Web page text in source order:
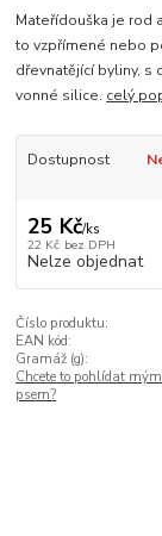
Mateřídouška je rod
to vzpřímené nebo
dřevnatějící byliny, s
vonné silice. celý
Dostupnost
25 Kč/ks
22 Kč bez DPH
Nelze objednat
Číslo produktu:
EAN kód:
Gramáž (g):
Chcete to pohlídat mým
psem?